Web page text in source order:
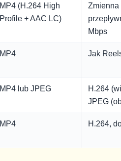
MP4 (H.264 High
Profile + AAC LC)
Zmienna
Mbps
MP4 Jak
MP4 lub JPEG
H.264
JPEG
MP4 H.264,